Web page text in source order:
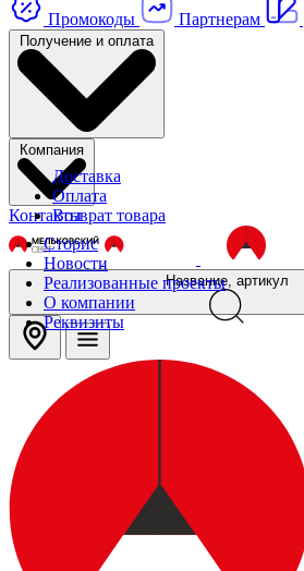
Промокоды Партнерам
Получение и оплата
Доставка
Оплата
Возврат товара
Компания
Сторис
Новости
Реализованные проекты
О компании
Реквизиты
Контакты
Название, артикул